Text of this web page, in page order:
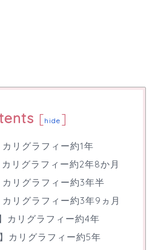
[hide ]
カリグラフィー約1年
カリグラフィー約2年8か月
カリグラフィー約3年半
カリグラフィー約3年9ヵ月
カリグラフィー約4年
カリグラフィー約5年